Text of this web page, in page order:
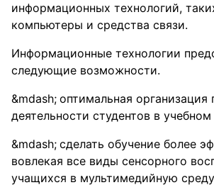
информационных технологий,
компьютеры и средства связи.
Информационные технологии
следующие возможности.
оптимальная организация
деятельности студентов в
сделать обучение более
вовлекая все виды сенсорного
учащихся в мультимедийную